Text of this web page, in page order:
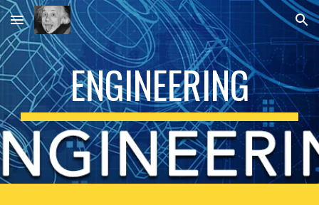
Skip to main content Skip to navigation
ENGINEERING